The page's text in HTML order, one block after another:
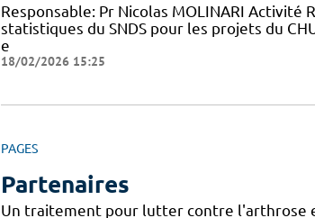
Responsable: Pr Nicolas MOLINARI
statistiques du SNDS pour les projets du
e
18/02/2026 15:25
PAGES
Partenaires
Un traitement pour lutter contre l'arthrose